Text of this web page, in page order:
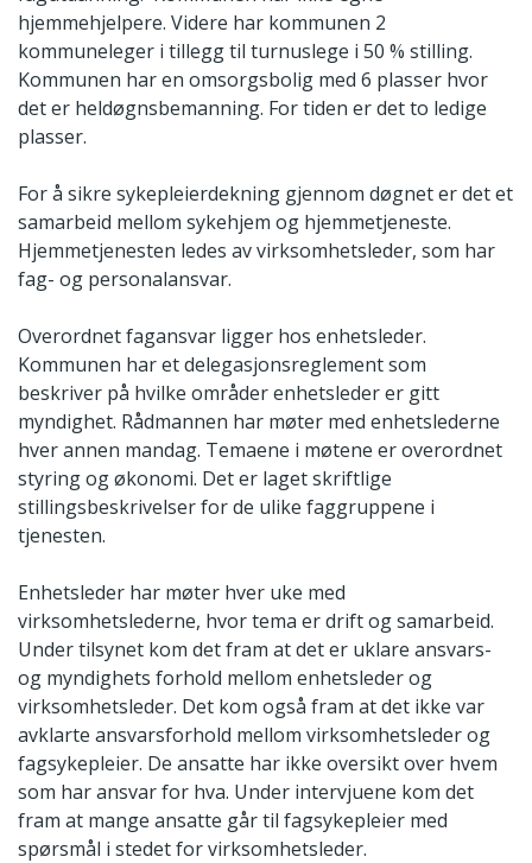
hjemmehjelpere. Videre har kommunen 2
kommuneleger i tillegg til turnuslege i 50 % stilling.
Kommunen har en omsorgsbolig med 6 plasser hvor
det er heldøgnsbemanning. For tiden er det to ledige
plasser.
For å sikre sykepleierdekning gjennom døgnet er det et
samarbeid mellom sykehjem og hjemmetjeneste.
Hjemmetjenesten ledes av virksomhetsleder, som har
fag- og personalansvar.
Overordnet fagansvar ligger hos enhetsleder.
Kommunen har et delegasjonsreglement som
beskriver på hvilke områder enhetsleder er gitt
myndighet. Rådmannen har møter med enhetslederne
hver annen mandag. Temaene i møtene er overordnet
styring og økonomi. Det er laget skriftlige
stillingsbeskrivelser for de ulike faggruppene i
tjenesten.
Enhetsleder har møter hver uke med
virksomhetslederne, hvor tema er drift og samarbeid.
Under tilsynet kom det fram at det er uklare ansvars-
og myndighets forhold mellom enhetsleder og
virksomhetsleder. Det kom også fram at det ikke var
avklarte ansvarsforhold mellom virksomhetsleder og
fagsykepleier. De ansatte har ikke oversikt over hvem
som har ansvar for hva. Under intervjuene kom det
fram at mange ansatte går til fagsykepleier med
spørsmål i stedet for virksomhetsleder.